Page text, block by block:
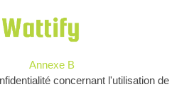
Annexe B
concernant l'utilisation de